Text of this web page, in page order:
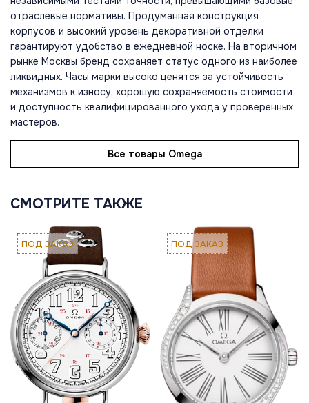
отраслевые нормативы. Продуманная конструкция
корпусов и высокий уровень декоративной отделки
гарантируют удобство в ежедневной носке. На вторичном
рынке Москвы бренд сохраняет статус одного из наиболее
ликвидных. Часы марки высоко ценятся за устойчивость
механизмов к износу, хорошую сохраняемость стоимости
и доступность квалифицированного ухода у проверенных
мастеров.
Все товары Omega
СМОТРИТЕ ТАКЖЕ
ПОД ЗАКАЗ ПОД ЗАКАЗ